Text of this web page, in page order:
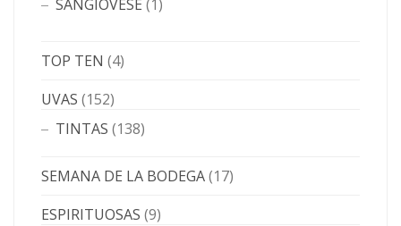
SANGIOVESE (1)
TOP TEN (4)
UVAS (152)
TINTAS (138)
SEMANA DE LA BODEGA(17)
ESPIRITUOSAS (9)